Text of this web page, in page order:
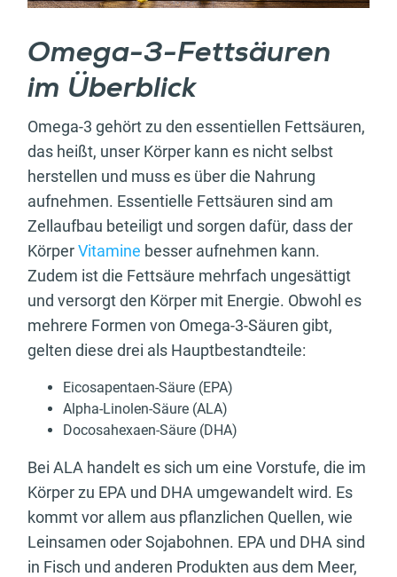
Omega-3-Fettsäuren
im Überblick
Omega-3 gehört zu den essentiellen Fettsäuren,
das heißt, unser Körper kann es nicht selbst
herstellen und muss es über die Nahrung
aufnehmen. Essentielle Fettsäuren sind am
Zellaufbau beteiligt und sorgen dafür, dass der
KörperVitamine besser aufnehmen kann.
Zudem ist die Fettsäure mehrfach ungesättigt
und versorgt den Körper mit Energie. Obwohl es
mehrere Formen von Omega-3-Säuren gibt,
gelten diese drei als Hauptbestandteile:
Eicosapentaen-Säure (EPA)
Alpha-Linolen-Säure (ALA)
Docosahexaen-Säure (DHA)
Bei ALA handelt es sich um eine Vorstufe, die im
Körper zu EPA und DHA umgewandelt wird. Es
kommt vor allem aus pflanzlichen Quellen, wie
Leinsamen oder Sojabohnen. EPA und DHA sind
in Fisch und anderen Produkten aus dem Meer,